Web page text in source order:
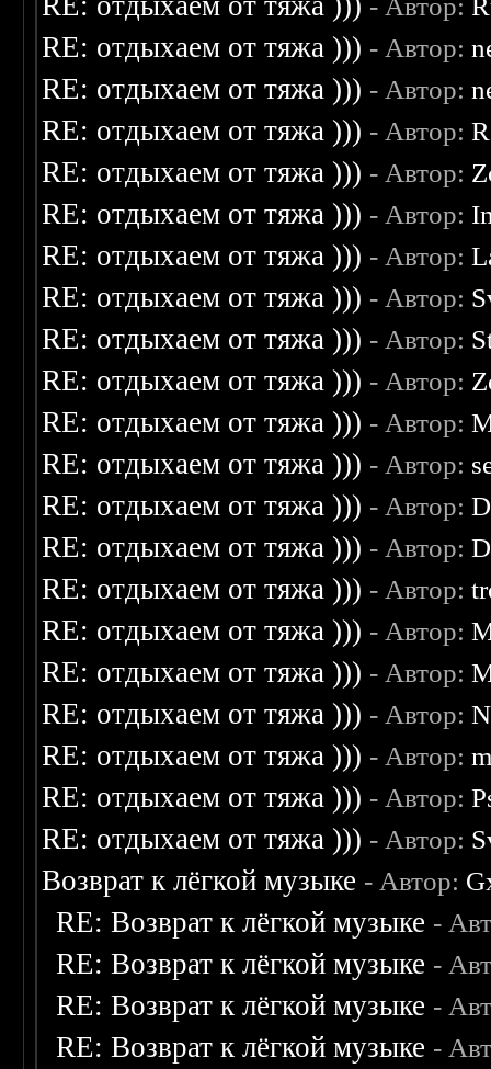
- Автор:
RE: отдыхаем от тяжа ))) - Автор:
RE: отдыхаем от тяжа ))) - Автор:
RE: отдыхаем от тяжа ))) - Автор:
RE: отдыхаем от тяжа ))) - Автор:
RE: отдыхаем от тяжа ))) - Автор:
RE: отдыхаем от тяжа ))) - Автор:
RE: отдыхаем от тяжа ))) - Автор:
RE: отдыхаем от тяжа ))) - Автор:
RE: отдыхаем от тяжа ))) - Автор:
RE: отдыхаем от тяжа ))) - Автор:
RE: отдыхаем от тяжа ))) - Автор:
RE: отдыхаем от тяжа ))) - Автор:
RE: отдыхаем от тяжа ))) - Автор:
RE: отдыхаем от тяжа ))) - Автор:
RE: отдыхаем от тяжа ))) - Автор:
RE: отдыхаем от тяжа ))) - Автор:
RE: отдыхаем от тяжа ))) - Автор:
RE: отдыхаем от тяжа ))) - Автор:
RE: отдыхаем от тяжа ))) - Автор:
RE: отдыхаем от тяжа ))) - Автор:
Возврат к лёгкой музыке - Автор:
RE: Возврат к лёгкой музыке -
RE: Возврат к лёгкой музыке -
RE: Возврат к лёгкой музыке -
RE: Возврат к лёгкой музыке -